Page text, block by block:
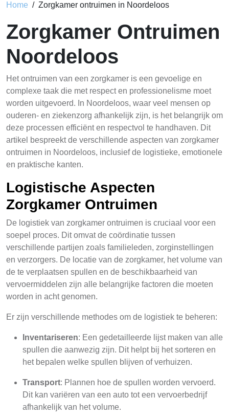
Home Zorgkamer ontruimen in Noordeloos
Zorgkamer Ontruimen
Noordeloos
Het ontruimen van een zorgkamer is een gevoelige en
complexe taak die met respect en professionelisme moet
worden uitgevoerd. In Noordeloos, waar veel mensen op
ouderen- en ziekenzorg afhankelijk zijn, is het belangrijk om
deze processen efficiënt en respectvol te handhaven. Dit
artikel bespreekt de verschillende aspecten van zorgkamer
ontruimen in Noordeloos, inclusief de logistieke, emotionele
en praktische kanten.
Logistische Aspecten
Zorgkamer Ontruimen
De logistiek van zorgkamer ontruimen is cruciaal voor een
soepel proces. Dit omvat de coördinatie tussen
verschillende partijen zoals familieleden, zorginstellingen
en verzorgers. De locatie van de zorgkamer, het volume van
de te verplaatsen spullen en de beschikbaarheid van
vervoermiddelen zijn alle belangrijke factoren die moeten
worden in acht genomen.
Er zijn verschillende methodes om de logistiek te beheren:
Inventariseren: Een gedetailleerde lijst maken van alle
spullen die aanwezig zijn. Dit helpt bij het sorteren en
het bepalen welke spullen blijven of verhuizen.
Transport: Plannen hoe de spullen worden vervoerd.
Dit kan variëren van een auto tot een vervoerbedrijf
afhankelijk van het volume.